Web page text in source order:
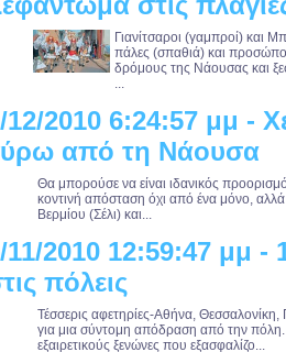
Γιανίτσαροι (γαμπροί) και
πάλες (σπαθιά) και
δρόμους της Νάουσας και
...
12/2010 6:24:57 μμ -
από τη Νάουσα
Θα μπορούσε να είναι ιδανικός
κοντινή απόσταση όχι από ένα μόνο,
Βερμίου (Σέλι) και...
11/2010 12:59:47 μμ -
πόλεις
Τέσσερις αφετηρίες-Αθήνα, Θεσσαλονίκη,
για μια σύντομη απόδραση από την πόλη.
εξαιρετικούς ξενώνες που εξασφαλίζο...